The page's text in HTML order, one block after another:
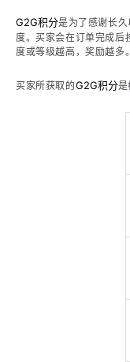
G2G积分是为了感谢长
度。买家会在订单完成后
度或等级越高，奖励越多。
买家所获取的G2G积分是